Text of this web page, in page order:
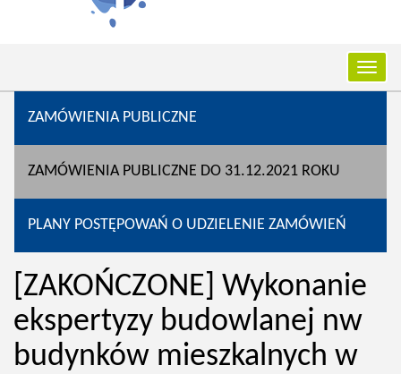
ZAMÓWIENIA PUBLICZNE
ZAMÓWIENIA PUBLICZNE DO 31.12.2021 ROKU
PLANY POSTĘPOWAŃ O UDZIELENIE ZAMÓWIEŃ
[ZAKOŃCZONE] Wykonanie
ekspertyzy budowlanej nw
budynków mieszkalnych w